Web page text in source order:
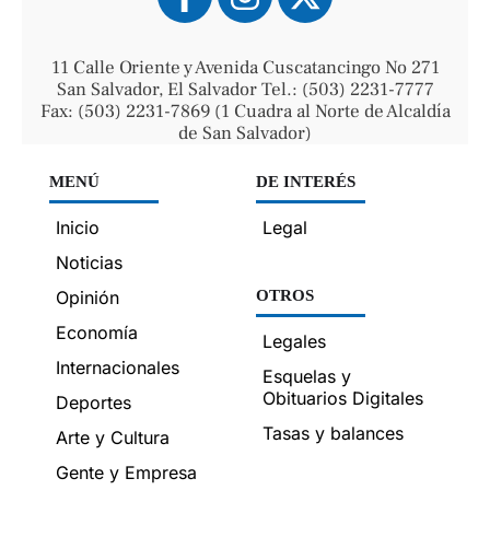
11 Calle Oriente y Avenida Cuscatancingo No 271
San Salvador, El Salvador Tel.: (503) 2231-7777
Fax: (503) 2231-7869 (1 Cuadra al Norte de Alcaldía
de San Salvador)
MENÚ
Inicio
Noticias
Opinión
Economía
Internacionales
Deportes
Arte y Cultura
Gente y Empresa
DE INTERÉS
Legal
OTROS
Legales
Esquelas y
Obituarios Digitales
Tasas y balances